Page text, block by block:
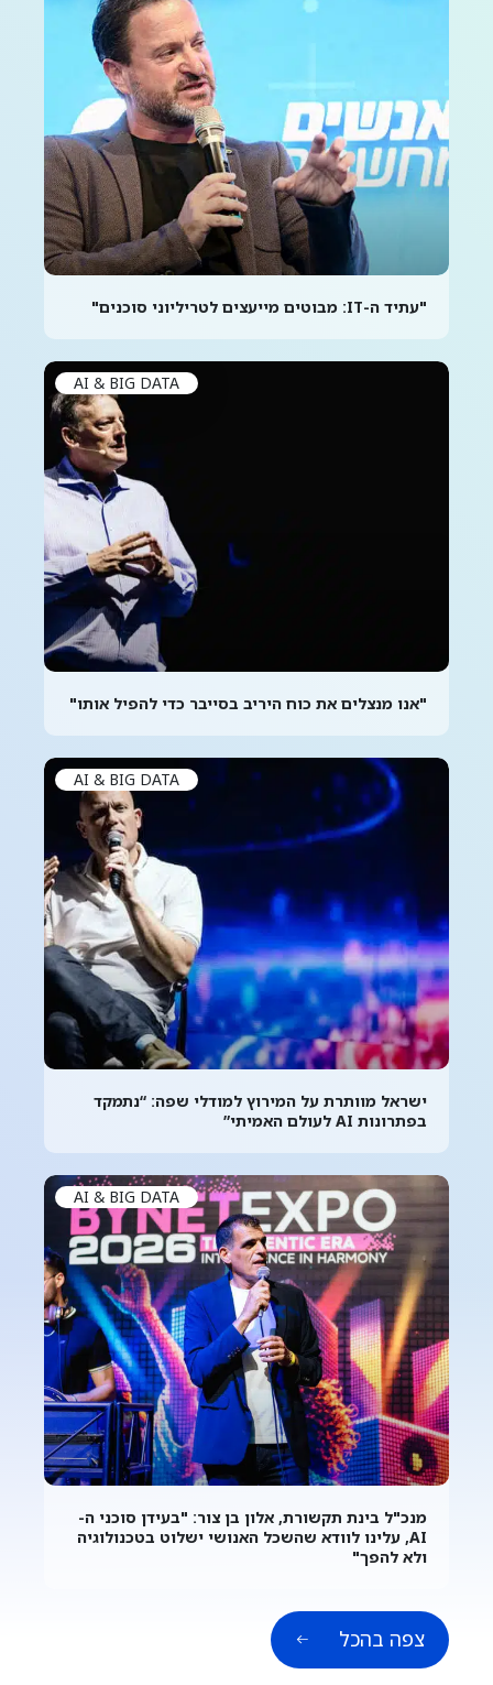
"עתיד ה-IT: מבוטים מייעצים לטריליוני סוכנים"
AI & BIG DATA
"אנו מנצלים את כוח היריב בסייבר כדי להפיל אותו"
AI & BIG DATA
ישראל מוותרת על המירוץ למודלי שפה: “נתמקד
בפתרונות AI לעולם האמיתי”
AI & BIG DATA
מנכ"ל בינת תקשורת, אלון בן צור: "בעידן סוכני ה-
AI, עלינו לוודא שהשכל האנושי ישלוט בטכנולוגיה
ולא להפך"
צפה בהכל